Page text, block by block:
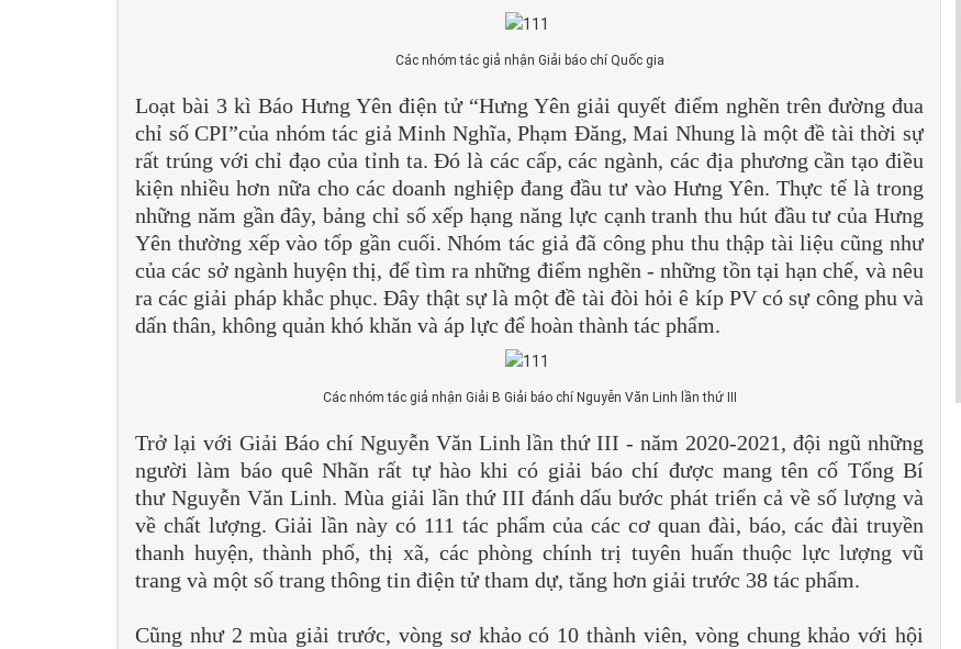
Các nhóm tác giả nhận Giải báo chí Quốc gia
Loạt bài 3 kì Báo Hưng Yên điện tử “Hưng Yên giải quyết điểm nghẽn trên đường đua
chỉ số CPI”của nhóm tác giả Minh Nghĩa, Phạm Đăng, Mai Nhung là một đề tài thời sự
rất trúng với chỉ đạo của tỉnh ta. Đó là các cấp, các ngành, các địa phương cần tạo điều
kiện nhiều hơn nữa cho các doanh nghiệp đang đầu tư vào Hưng Yên. Thực tế là trong
những năm gần đây, bảng chỉ số xếp hạng năng lực cạnh tranh thu hút đầu tư của Hưng
Yên thường xếp vào tốp gần cuối. Nhóm tác giả đã công phu thu thập tài liệu cũng như
của các sở ngành huyện thị, để tìm ra những điểm nghẽn - những tồn tại hạn chế, và nêu
ra các giải pháp khắc phục. Đây thật sự là một đề tài đòi hỏi ê kíp PV có sự công phu và
dấn thân, không quản khó khăn và áp lực để hoàn thành tác phẩm.
Các nhóm tác giả nhận Giải B Giải báo chí Nguyễn Văn Linh lần thứ III
Trở lại với Giải Báo chí Nguyễn Văn Linh lần thứ III - năm 2020-2021, đội ngũ những
người làm báo quê Nhãn rất tự hào khi có giải báo chí được mang tên cố Tổng Bí
thư Nguyễn Văn Linh. Mùa giải lần thứ III đánh dấu bước phát triển cả về số lượng và
về chất lượng. Giải lần này có 111 tác phẩm của các cơ quan đài, báo, các đài truyền
thanh huyện, thành phố, thị xã, các phòng chính trị tuyên huấn thuộc lực lượng vũ
trang và một số trang thông tin điện tử tham dự, tăng hơn giải trước 38 tác phẩm.
Cũng như 2 mùa giải trước, vòng sơ khảo có 10 thành viên, vòng chung khảo với hội